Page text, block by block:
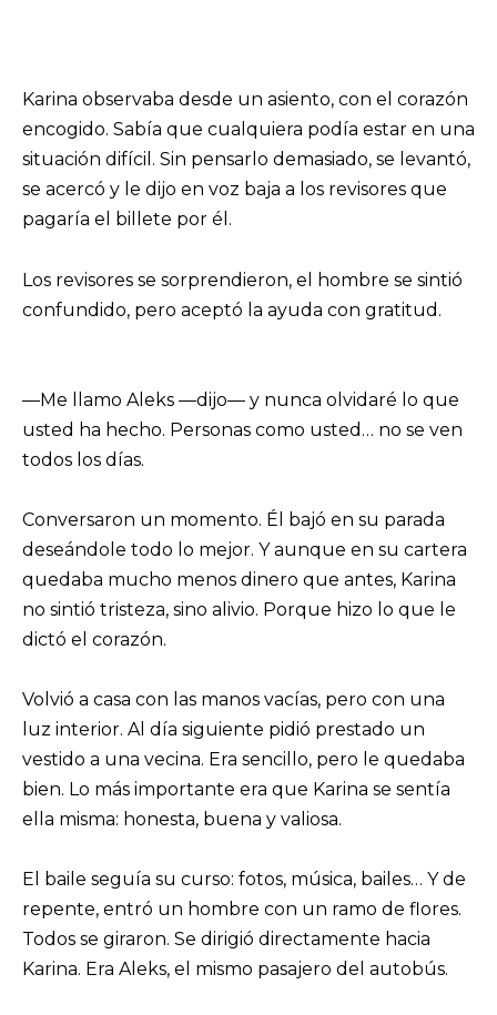
Karina observaba desde un asiento, con el corazón
encogido. Sabía que cualquiera podía estar en una
situación difícil. Sin pensarlo demasiado, se levantó,
se acercó y le dijo en voz baja a los revisores que
pagaría el billete por él.
Los revisores se sorprendieron, el hombre se sintió
confundido, pero aceptó la ayuda con gratitud.
—Me llamo Aleks —dijo— y nunca olvidaré lo que
usted ha hecho. Personas como usted… no se ven
todos los días.
Conversaron un momento. Él bajó en su parada
deseándole todo lo mejor. Y aunque en su cartera
quedaba mucho menos dinero que antes, Karina
no sintió tristeza, sino alivio. Porque hizo lo que le
dictó el corazón.
Volvió a casa con las manos vacías, pero con una
luz interior. Al día siguiente pidió prestado un
vestido a una vecina. Era sencillo, pero le quedaba
bien. Lo más importante era que Karina se sentía
ella misma: honesta, buena y valiosa.
El baile seguía su curso: fotos, música, bailes… Y de
repente, entró un hombre con un ramo de flores.
Todos se giraron. Se dirigió directamente hacia
Karina. Era Aleks, el mismo pasajero del autobús.